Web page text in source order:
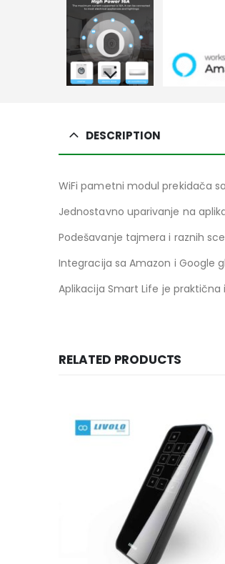
DESCRIPTION
WiFi pametni modul prekidača
Jednostavno uparivanje na
Podešavanje tajmera i raznih
Integracija sa Amazon i Google
Aplikacija Smart Life je
RELATED PRODUCTS